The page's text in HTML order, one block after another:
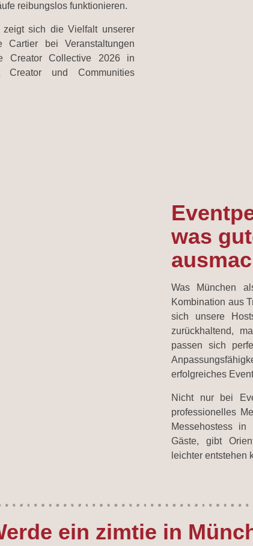
reibungslos funktionieren.
sich die Vielfalt unserer
bei Veranstaltungen
Creator Collective 2026 in
und Communities
was
Was München
Kombination aus
sich unsere
zurückhaltend,
passen sich
erfolgreiches
Nicht nur bei
professionelles
Messehostess
Gäste, gibt
leichter entstehen
ein zimtie in